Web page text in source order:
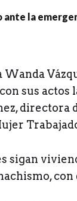
Wanda
sus actos
directora
sigan
con